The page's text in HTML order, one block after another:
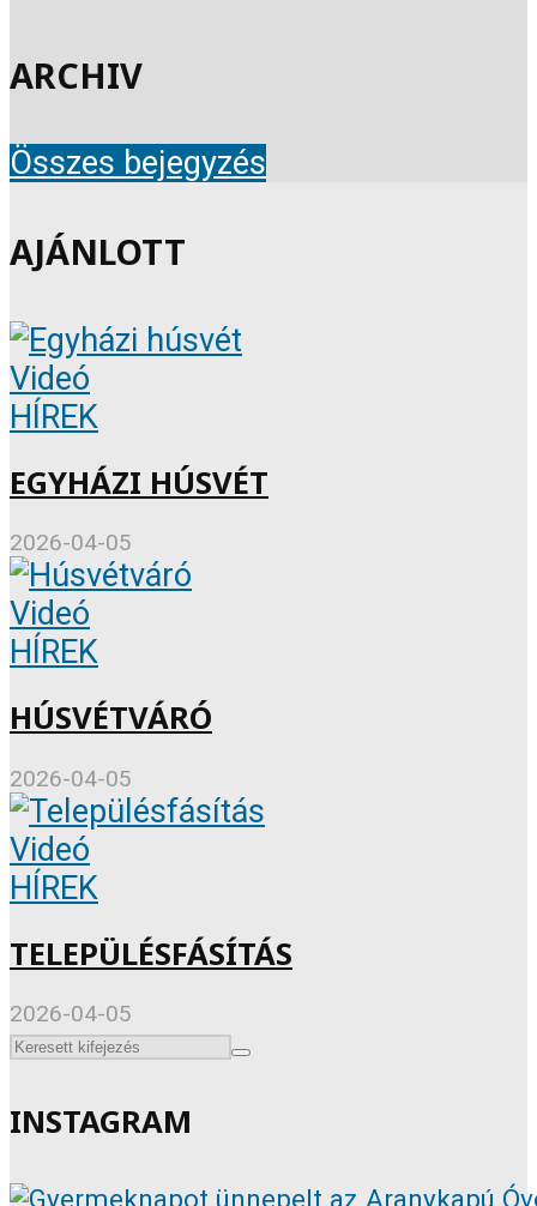
ARCHIV
Összes bejegyzés
AJÁNLOTT
Videó
HÍREK
EGYHÁZI HÚSVÉT
2026-04-05
Videó
HÍREK
HÚSVÉTVÁRÓ
2026-04-05
Videó
HÍREK
TELEPÜLÉSFÁSÍTÁS
2026-04-05
INSTAGRAM